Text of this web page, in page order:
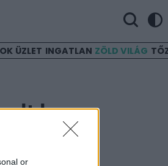
or
ÜZLET INGATLAN ZÖLD VILÁG
le,